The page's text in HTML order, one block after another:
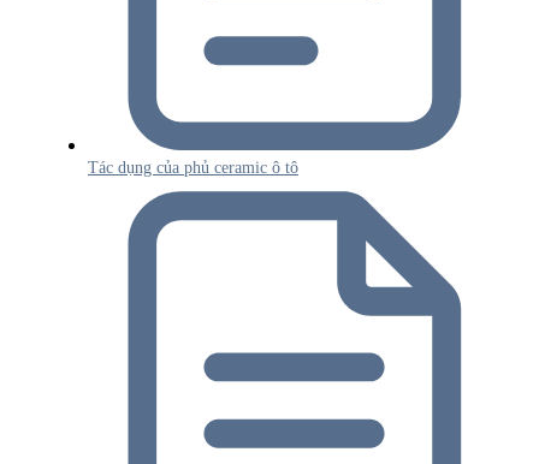
Tác dụng của phủ ceramic ô tô